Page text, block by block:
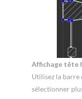
Affichage tête
Utilisez la barre
sélectionner